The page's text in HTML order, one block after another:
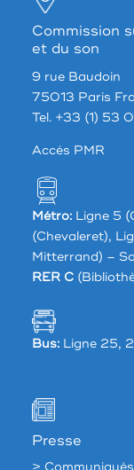
Commission
et du son
9 rue Baudoin
75013 Paris
Tel. +33 (1) 53
Accés PMR
Métro:Ligne 5
(Chevaleret),
Mitterrand) –
RER C
Bus:Ligne 25,
Presse
>